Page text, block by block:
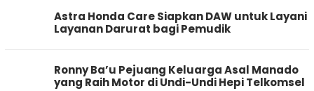
Astra Honda Care Siapkan DAW untuk Layani
Layanan Darurat bagi Pemudik
Ronny Ba’u Pejuang Keluarga Asal Manado
yang Raih Motor di Undi-Undi Hepi Telkomsel